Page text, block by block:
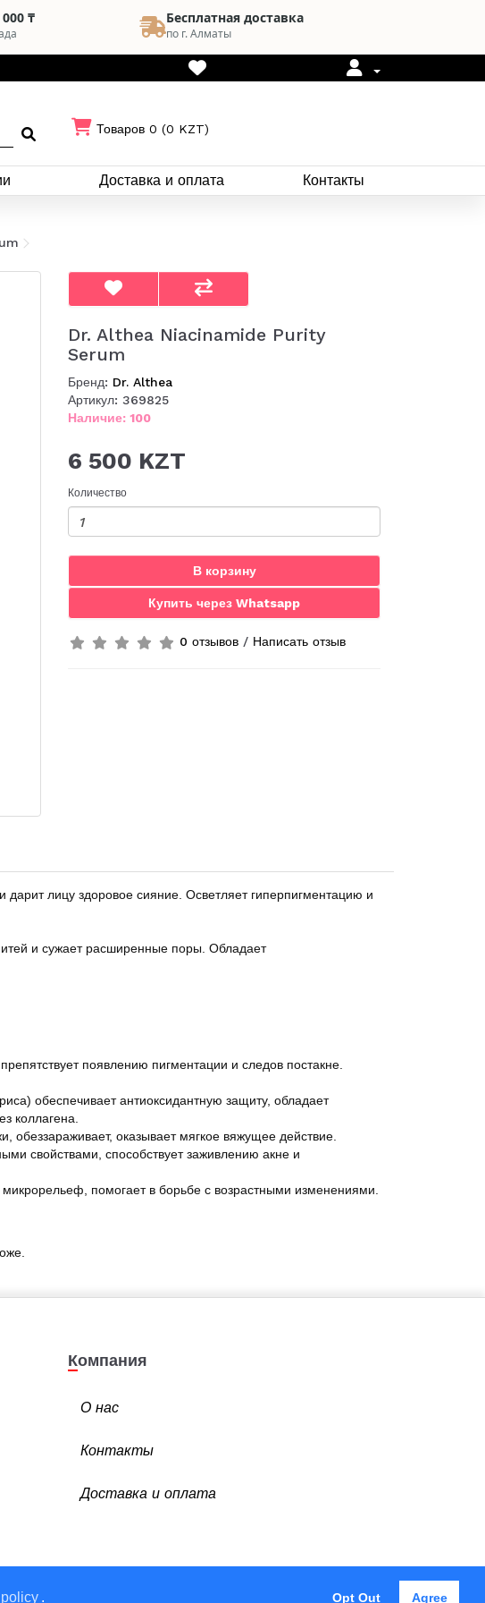
. Opt Out Agree
₸ Бесплатная доставка
по г. Алматы
Товаров 0 (0 KZT)
Доставка и оплата Контакты
Dr. Althea Niacinamide Purity
Serum
Бренд: Dr. Althea
Артикул: 369825
Наличие: 100
6 500 KZT
Количество
В корзину
Купить через Whatsapp
0 отзывов / Написать отзыв
лицу здоровое сияние. Осветляет гиперпигментацию и
и сужает расширенные поры. Обладает
появлению пигментации и следов постакне.
обеспечивает антиоксидантную защиту, обладает
коллагена.
обеззараживает, оказывает мягкое вяжущее действие.
свойствами, способствует заживлению акне и
микрорельеф, помогает в борьбе с возрастными изменениями.
Компания
О нас
Контакты
Доставка и оплата